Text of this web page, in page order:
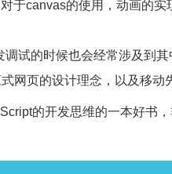
于canvas的使用，动画的实
试的时候也会经常涉及到其
网页的设计理念，以及移动
的开发思维的一本好书，